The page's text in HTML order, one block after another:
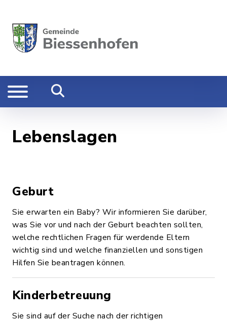
Lebenslagen
Geburt
Sie erwarten ein Baby? Wir informieren Sie darüber,
was Sie vor und nach der Geburt beachten sollten,
welche rechtlichen Fragen für werdende Eltern
wichtig sind und welche finanziellen und sonstigen
Hilfen Sie beantragen können.
Kinderbetreuung
Sie sind auf der Suche nach der richtigen